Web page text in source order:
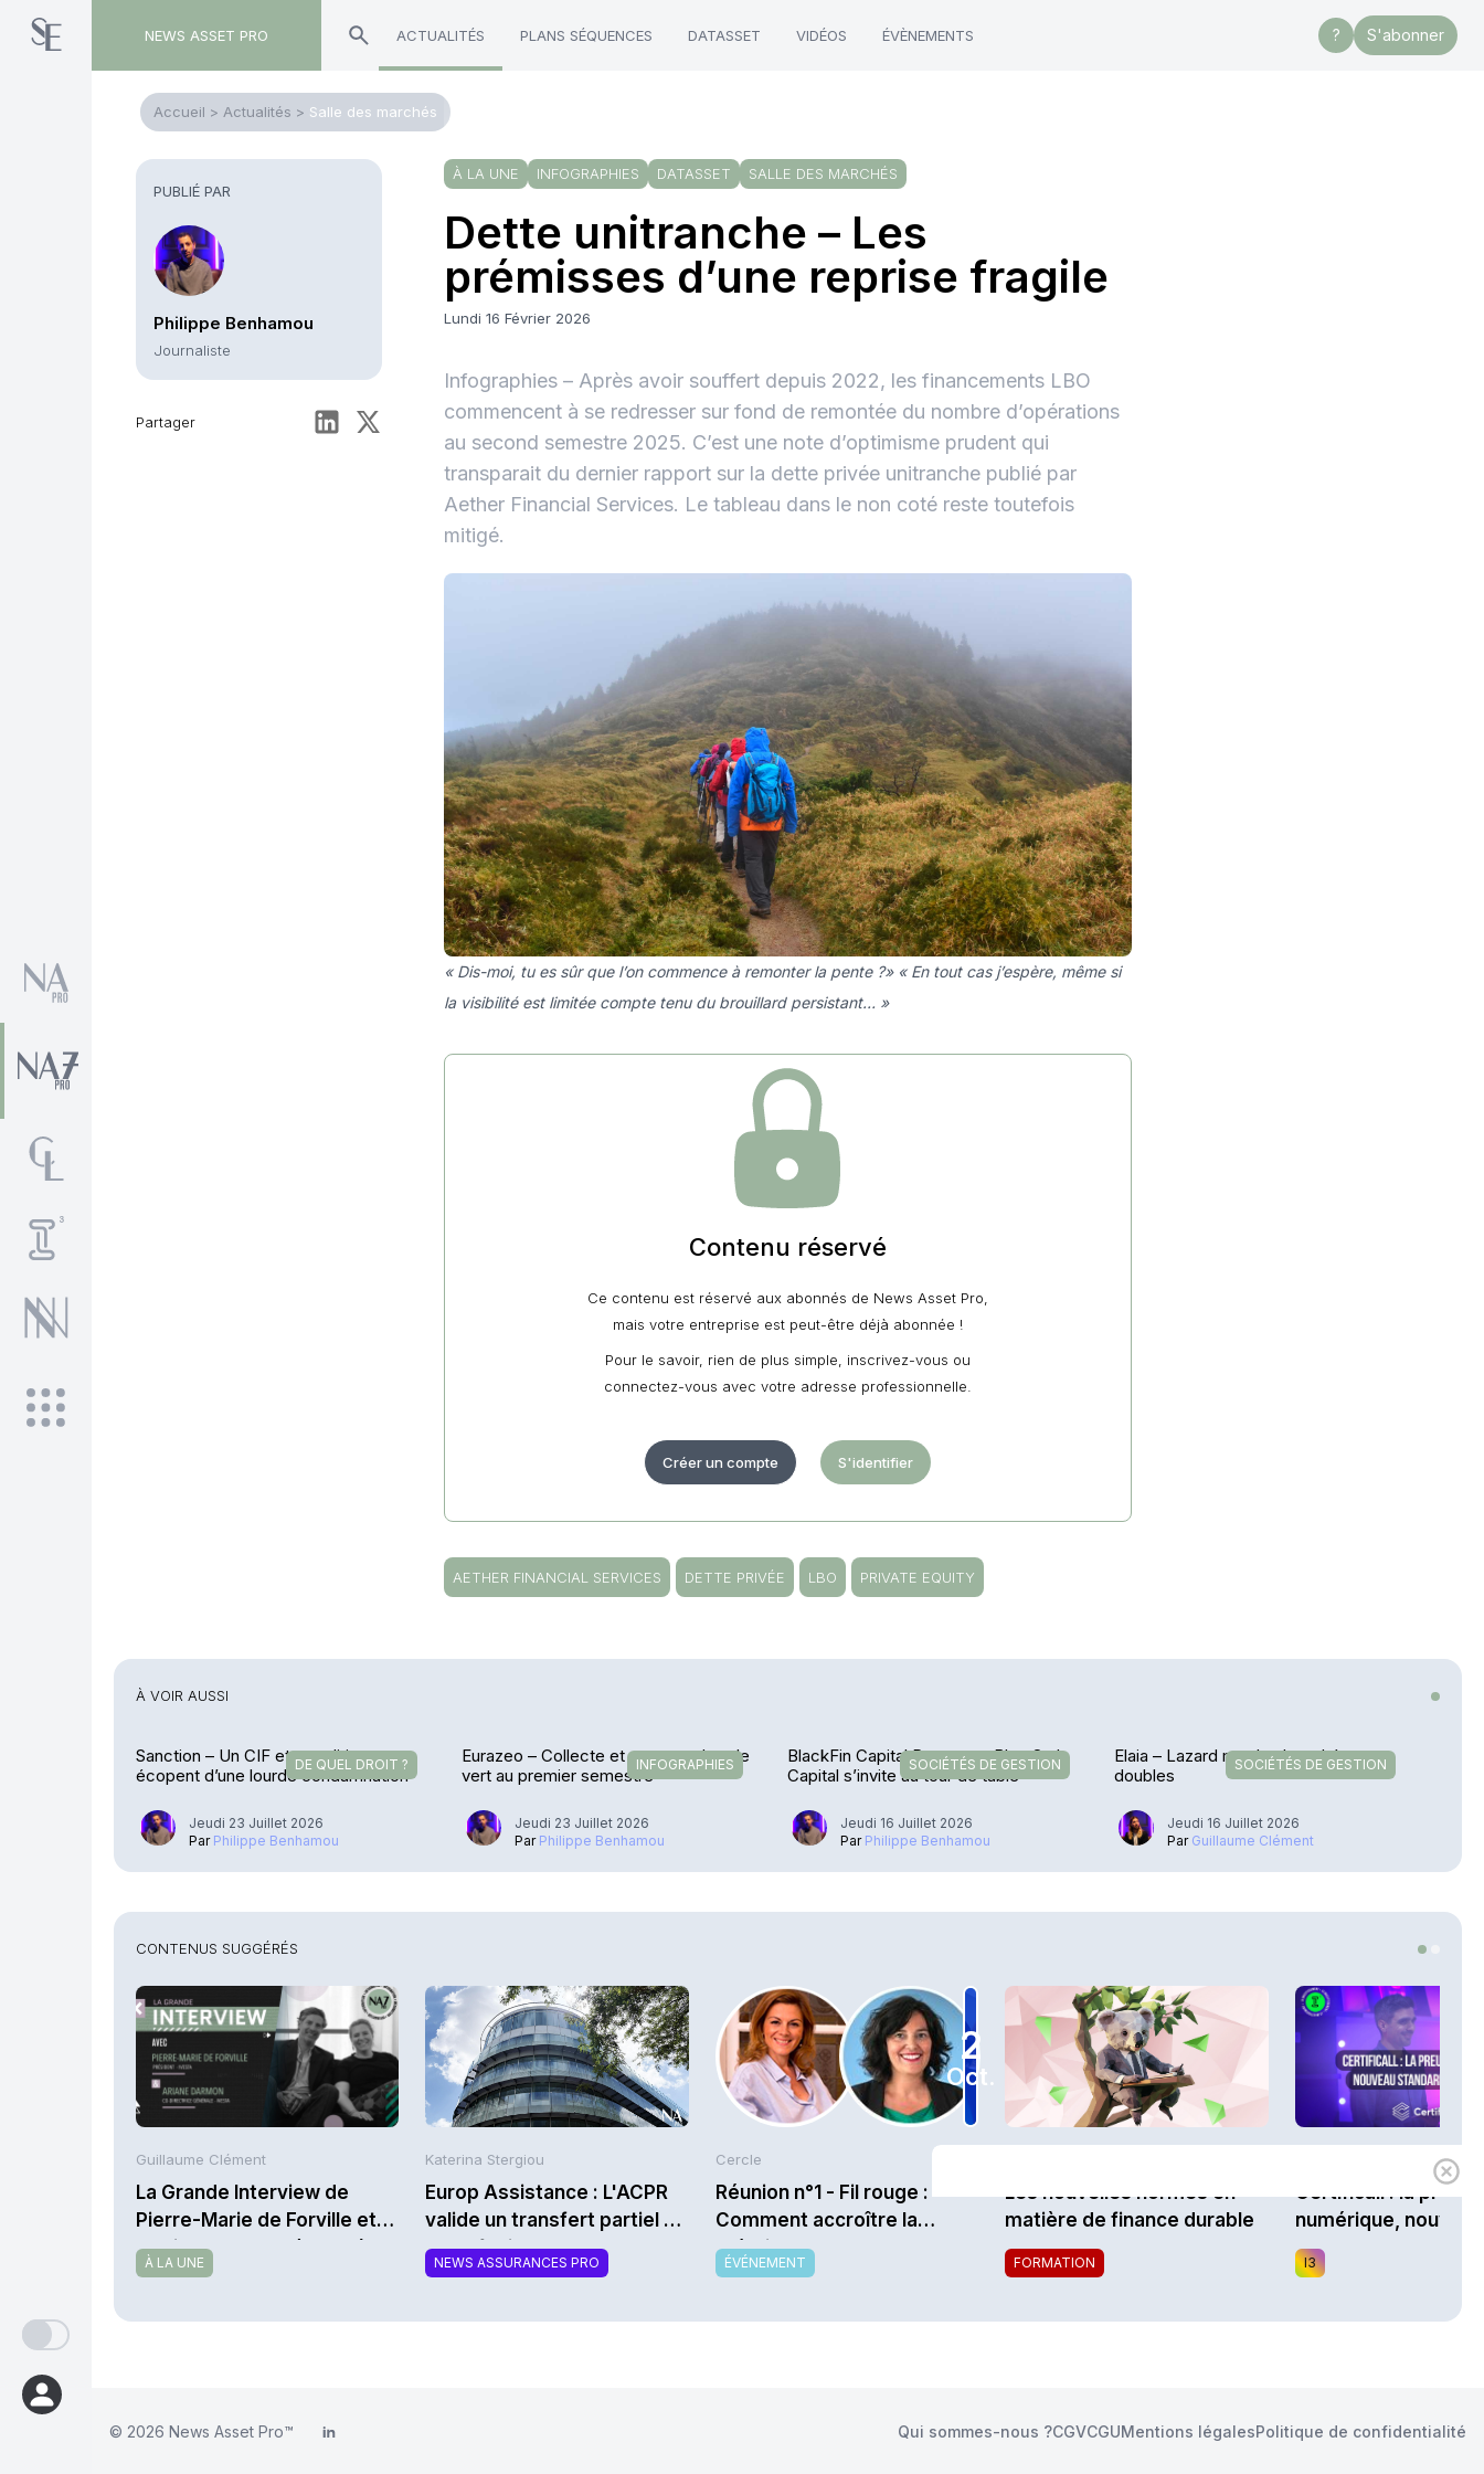
NEWS ASSET PRO ACTUALITÉS PLANS SÉQUENCES DATASSET VIDÉOS ÉVÈNEMENTS ? S'abonner
Accueil > Actualités > Salle des marchés
PUBLIÉ PAR
Philippe Benhamou
Journaliste
Partager
À LA UNE INFOGRAPHIES DATASSET SALLE DES MARCHÉS
Dette unitranche – Les
prémisses d’une reprise fragile
Lundi 16 Février 2026
Infographies – Après avoir souffert depuis 2022, les financements LBO
commencent à se redresser sur fond de remontée du nombre d’opérations
au second semestre 2025. C’est une note d’optimisme prudent qui
transparait du dernier rapport sur la dette privée unitranche publié par
Aether Financial Services. Le tableau dans le non coté reste toutefois
mitigé.
« Dis-moi, tu es sûr que l’on commence à remonter la pente ?» « En tout cas j’espère, même si
la visibilité est limitée compte tenu du brouillard persistant… »
Contenu réservé
Ce contenu est réservé aux abonnés de News Asset Pro,
mais votre entreprise est peut-être déjà abonnée !
Pour le savoir, rien de plus simple, inscrivez-vous ou
connectez-vous avec votre adresse professionnelle.
Créer un compte S'identifier
AETHER FINANCIAL SERVICES DETTE PRIVÉE LBO PRIVATE EQUITY
À VOIR AUSSI
DE QUEL DROIT ?
Sanction – Un CIF et ses dirigeants
écopent d’une lourde condamnation
Jeudi 23 Juillet 2026
Par Philippe Benhamou
INFOGRAPHIES
Eurazeo – Collecte et encours dans le
vert au premier semestre
Jeudi 23 Juillet 2026
Par Philippe Benhamou
SOCIÉTÉS DE GESTION
BlackFin Capital Partners – Blue Owl
Capital s’invite au tour de table
Jeudi 16 Juillet 2026
Par Philippe Benhamou
SOCIÉTÉS DE GESTION
Elaia – Lazard met les bouchées
doubles
Jeudi 16 Juillet 2026
Par Guillaume Clément
CONTENUS SUGGÉRÉS
Guillaume Clément
La Grande Interview de
Pierre-Marie de Forville et
d’Ariane Darmon (Ivesta)
À LA UNE
Katerina Stergiou
Europ Assistance : L'ACPR
valide un transfert partiel de
portefeuille
NEWS ASSURANCES PRO
2
Oct.
Cercle
Réunion n°1 - Fil rouge :
Comment accroître la
création de valeur des
organismes
ÉVÉNEMENT
Les nouvelles normes en
matière de finance durable
FORMATION
Certificall : la preuve
numérique, nouveau
standard du marché
I3
© 2026 News Asset Pro™ LinkedIn Qui sommes-nous ?CGVCGUMentions légalesPolitique de confidentialité